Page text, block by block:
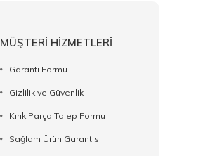
MÜŞTERİ HİZMETLERİ
Garanti Formu
Gizlilik ve Güvenlik
Kırık Parça Talep Formu
Sağlam Ürün Garantisi